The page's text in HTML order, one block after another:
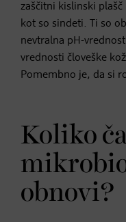
zaščitni kislinski
kot so sindeti. Ti so
nevtralna pH-
vrednosti človeške
Pomembno je, da si
Koliko
obnovi?